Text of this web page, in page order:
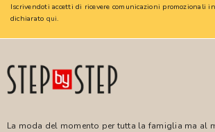
Iscrivendoti accetti di ricevere comunicazioni promozionali
dichiarato qui.
La moda del momento per tutta la famiglia ma al